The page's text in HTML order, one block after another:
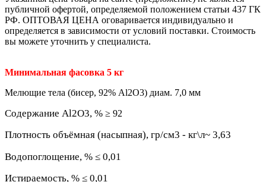
публичной офертой, определяемой положением статьи 437 ГК
РФ. ОПТОВАЯ ЦЕНА оговаривается индивидуально и
определяется в зависимости от условий поставки. Стоимость
вы можете уточнить у специалиста.
Минимальная фасовка 5 кг
Мелющие тела (бисер, 92% Al2O3) диам. 7,0 мм
Содержание Al2O3, % ≥ 92
Плотность объёмная (насыпная), гр/см3 - кг\л~ 3,63
Водопоглощение, % ≤ 0,01
Истираемость, % ≤ 0,01